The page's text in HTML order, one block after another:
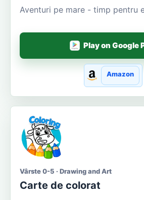
Aventuri pe mare - timp pentru
Play on Google
Amazon
Vârste 0-5 · Drawing and Art
Carte de colorat